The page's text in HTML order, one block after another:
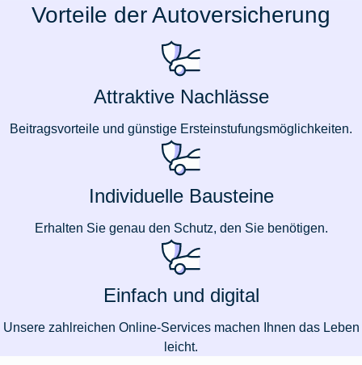
Vorteile der Autoversicherung
Attraktive Nachlässe
Beitragsvorteile und günstige Ersteinstufungsmöglichkeiten.
Individuelle Bausteine
Erhalten Sie genau den Schutz, den Sie benötigen.
Einfach und digital
Unsere zahlreichen Online-Services machen Ihnen das Leben
leicht.